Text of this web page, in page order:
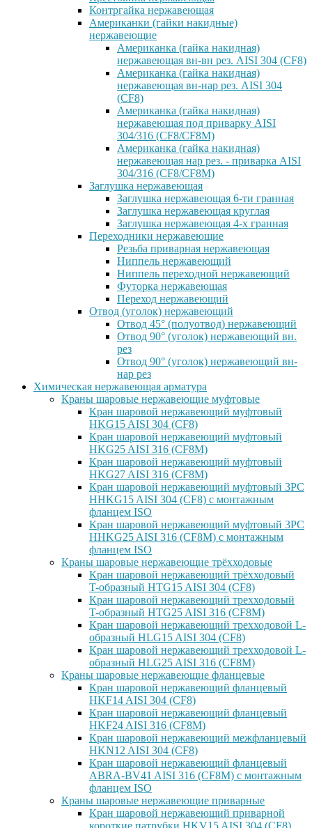
Контргайка нержавеющая
Американки (гайки накидные)
нержавеющие
Американка (гайка накидная)
нержавеющая вн-вн рез. AISI 304 (CF8)
Американка (гайка накидная)
нержавеющая вн-нар рез. AISI 304
(CF8)
Американка (гайка накидная)
нержавеющая под приварку AISI
304/316 (CF8/CF8M)
Американка (гайка накидная)
нержавеющая нар рез. - приварка AISI
304/316 (CF8/CF8M)
Заглушка нержавеющая
Заглушка нержавеющая 6-ти гранная
Заглушка нержавеющая круглая
Заглушка нержавеющая 4-х гранная
Переходники нержавеющие
Резьба приварная нержавеющая
Ниппель нержавеющий
Ниппель переходной нержавеющий
Футорка нержавеющая
Переход нержавеющий
Отвод (уголок) нержавеющий
Отвод 45° (полуотвод) нержавеющий
Отвод 90° (уголок) нержавеющий вн.
рез
Отвод 90° (уголок) нержавеющий вн-
нар рез
Химическая нержавеющая арматура
Краны шаровые нержавеющие муфтовые
Кран шаровой нержавеющий муфтовый
HKG15 AISI 304 (CF8)
Кран шаровой нержавеющий муфтовый
HKG25 AISI 316 (CF8M)
Кран шаровой нержавеющий муфтовый
HKG27 AISI 316 (CF8M)
Кран шаровой нержавеющий муфтовый 3PC
HHKG15 AISI 304 (CF8) с монтажным
фланцем ISO
Кран шаровой нержавеющий муфтовый 3PC
HHKG25 AISI 316 (CF8M) с монтажным
фланцем ISO
Краны шаровые нержавеющие трёхходовые
Кран шаровой нержавеющий трёхходовый
T-образный HTG15 AISI 304 (CF8)
Кран шаровой нержавеющий трехходовый
T-образный HTG25 AISI 316 (CF8M)
Кран шаровой нержавеющий трехходовой L-
образный HLG15 AISI 304 (CF8)
Кран шаровой нержавеющий трехходовой L-
образный HLG25 AISI 316 (CF8M)
Краны шаровые нержавеющие фланцевые
Кран шаровой нержавеющий фланцевый
HKF14 AISI 304 (CF8)
Кран шаровой нержавеющий фланцевый
HKF24 AISI 316 (CF8M)
Кран шаровой нержавеющий межфланцевый
HKN12 AISI 304 (CF8)
Кран шаровой нержавеющий фланцевый
ABRA-BV41 AISI 316 (CF8M) с монтажным
фланцем ISO
Краны шаровые нержавеющие приварные
Кран шаровой нержавеющий приварной
короткие патрубки HKV15 AISI 304 (CF8)